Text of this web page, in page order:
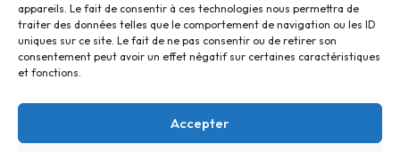
appareils. Le fait de consentir à ces technologies nous permettra de
traiter des données telles que le comportement de navigation ou les ID
uniques sur ce site. Le fait de ne pas consentir ou de retirer son
consentement peut avoir un effet négatif sur certaines caractéristiques
et fonctions.
Accepter